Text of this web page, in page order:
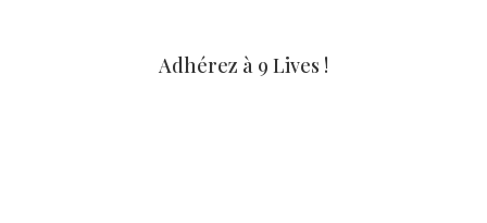
Adhérez à 9 Lives !